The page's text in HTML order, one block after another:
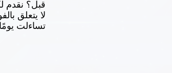
لا يتعلق
تساءلت